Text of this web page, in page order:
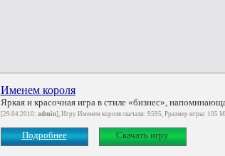
Именем короля
Яркая и красочная игра в стиле «бизнес»,
[29.04.2010: admin], Игру Именем короля скачали: 9595, Рразмер игры: 105
Подробнее Скачать игру